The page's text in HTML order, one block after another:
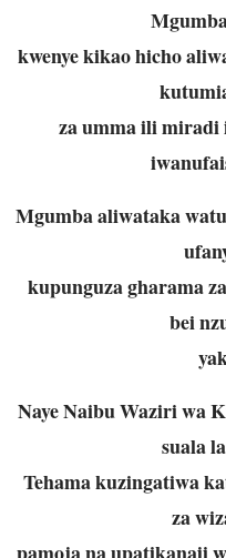
kwenye kikao hicho
za umma ili miradi
Mgumba aliwataka
kupunguza gharama
bei
Naye Naibu Waziri wa
suala
Tehama kuzingatiwa
za